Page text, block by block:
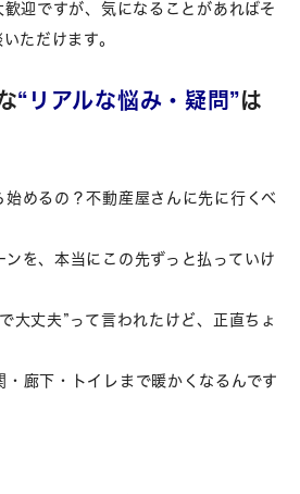
迎ですが、気になることがあればそ
ただけます。
“リアルな悩み・疑問”は
始めるの？不動産屋さんに先に行くべ
ンを、本当にこの先ずっと払っていけ
大丈夫”って言われたけど、正直ちょ
・廊下・トイレまで暖かくなるんです